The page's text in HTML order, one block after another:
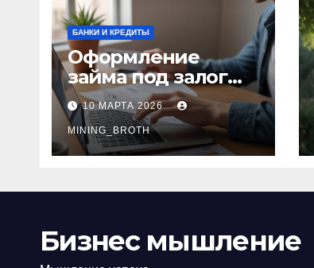
БАНКИ И КРЕДИТЫ
Оформление
займа под залог
ПТС онлайн на
карту без визита в
офис: порядок,
требования и
10 МАРТА 2026
MINING_BROTH
Бизнес мышление